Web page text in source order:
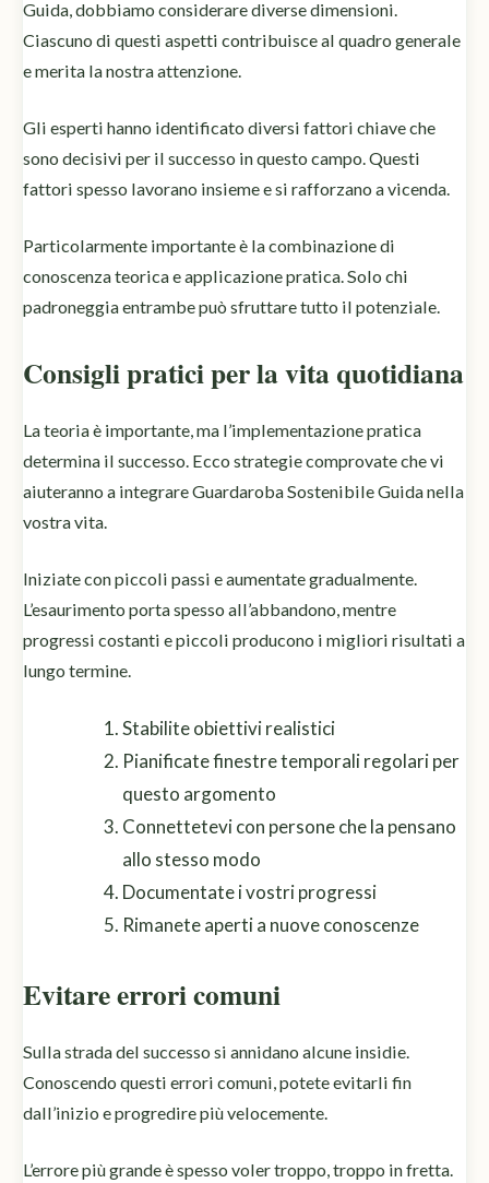
Guida, dobbiamo considerare diverse dimensioni.
Ciascuno di questi aspetti contribuisce al quadro generale
e merita la nostra attenzione.
Gli esperti hanno identificato diversi fattori chiave che
sono decisivi per il successo in questo campo. Questi
fattori spesso lavorano insieme e si rafforzano a vicenda.
Particolarmente importante è la combinazione di
conoscenza teorica e applicazione pratica. Solo chi
padroneggia entrambe può sfruttare tutto il potenziale.
Consigli pratici per la vita quotidiana
La teoria è importante, ma l’implementazione pratica
determina il successo. Ecco strategie comprovate che vi
aiuteranno a integrare Guardaroba Sostenibile Guida nella
vostra vita.
Iniziate con piccoli passi e aumentate gradualmente.
L’esaurimento porta spesso all’abbandono, mentre
progressi costanti e piccoli producono i migliori risultati a
lungo termine.
Stabilite obiettivi realistici
Pianificate finestre temporali regolari per
questo argomento
Connettetevi con persone che la pensano
allo stesso modo
Documentate i vostri progressi
Rimanete aperti a nuove conoscenze
Evitare errori comuni
Sulla strada del successo si annidano alcune insidie.
Conoscendo questi errori comuni, potete evitarli fin
dall’inizio e progredire più velocemente.
L’errore più grande è spesso voler troppo, troppo in fretta.